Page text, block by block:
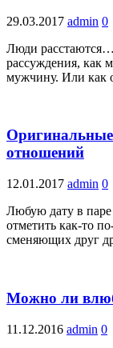
29.03.2017 admin 0
Люди расстаются…
рассуждения, как
мужчину. Или как
отношений
12.01.2017 admin 0
Любую дату в паре
отметить как-то
сменяющих друг
Можно ли
11.12.2016 admin 0